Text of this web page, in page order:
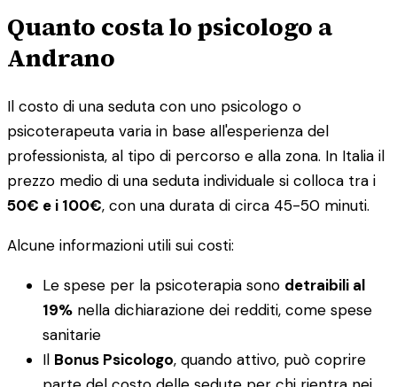
Quanto costa lo psicologo a
Andrano
Il costo di una seduta con uno psicologo o
psicoterapeuta varia in base all'esperienza del
professionista, al tipo di percorso e alla zona. In Italia il
prezzo medio di una seduta individuale si colloca tra i
50€ e i 100€, con una durata di circa 45-50 minuti.
Alcune informazioni utili sui costi:
Le spese per la psicoterapia sono detraibili al
19% nella dichiarazione dei redditi, come spese
sanitarie
Il Bonus Psicologo, quando attivo, può coprire